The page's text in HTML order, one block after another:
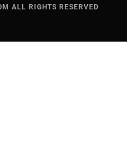
ALL RIGHTS RESERVED